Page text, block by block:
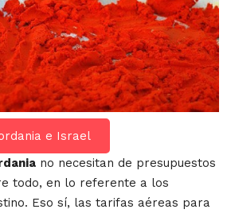
e Israel
no necesitan de presupuestos
todo, en lo referente a los
Eso sí, las tarifas aéreas para